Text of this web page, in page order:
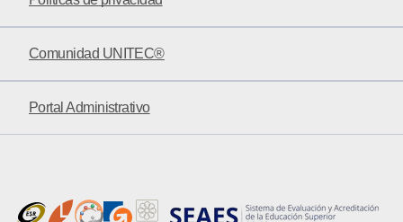
Comunidad UNITEC®
Portal Administrativo